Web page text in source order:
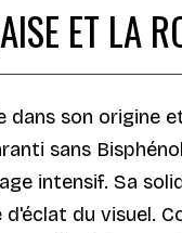
ET LA
son origine
sans
intensif. Sa
du visuel.